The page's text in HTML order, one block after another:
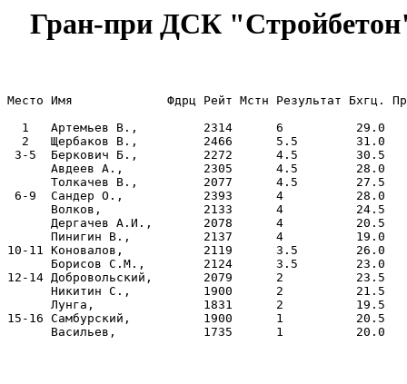
Гран-при ДСК
Место Имя             Фдрц Рейт Мстн Результат Бхгц.
1   Артемьев В.,         2314      6          29.0
2   Щербаков В.,         2466      5.5        31.0
3-5  Беркович Б.,         2272      4.5        30.5
Авдеев А.,           2305      4.5        28.0
Толкачев В.,         2077      4.5        27.5
6-9  Сандер О.,           2393      4          28.0
Волков,              2133      4          24.5
Дергачев А.И.,       2078      4          20.5
Пинигин В.,          2137      4          19.0
10-11 Коновалов,           2119      3.5        26.0
Борисов С.М.,        2124      3.5        23.0
12-14 Добровольский,       2079      2          23.5
Никитин С.,          1900      2          21.5
Лунга,               1831      2          19.5
15-16 Самбурский,          1900      1          20.5